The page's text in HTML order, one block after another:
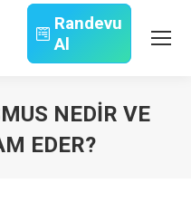
Randevu
Al
NEDIR VE
EDER?